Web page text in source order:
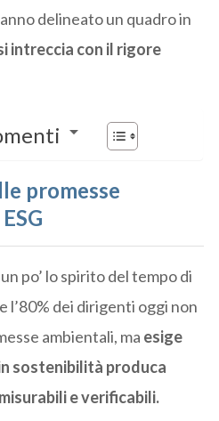
delineato un quadro in
intreccia con il rigore
promesse
po’ lo spirito del tempo di
l’80% dei dirigenti oggi non
ambientali, ma esige
sostenibilità produca
e verificabili.